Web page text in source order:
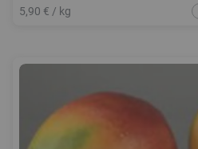
5,90 € / kg